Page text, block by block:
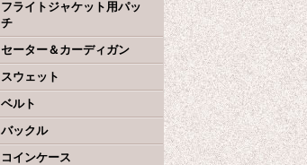
フライトジャケット用パッ
チ
セーター＆カーディガン
スウェット
ベルト
バックル
コインケース